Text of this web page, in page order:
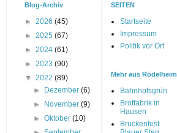
Blog-Archiv
► 2026 (45)
► 2025 (67)
► 2024 (61)
► 2023 (90)
▼ 2022 (89)
►
Dezember(6)
►
November(9)
►Oktober(10)
SEITEN
Startseite
Impressum
Politik vor Ort
Mehr aus Rödelheim
Bahnhofsgrün
Brotfabrik in
Hausen
Brückenfest